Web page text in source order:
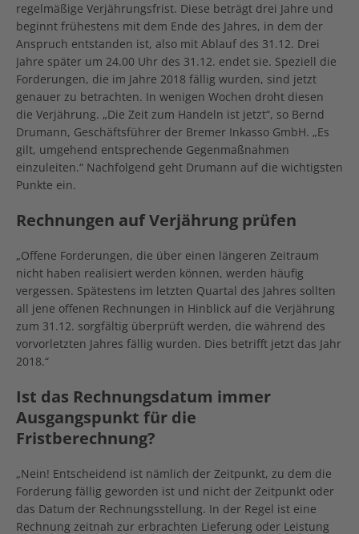
regelmäßige Verjährungsfrist. Diese beträgt drei Jahre und
beginnt frühestens mit dem Ende des Jahres, in dem der
Anspruch entstanden ist, also mit Ablauf des 31.12. Drei
Jahre später um 24.00 Uhr des 31.12. endet sie. Speziell die
Forderungen, die im Jahre 2018 fällig wurden, sind jetzt
genauer zu betrachten. In wenigen Wochen droht diesen
die Verjährung. „Die Zeit zum Handeln ist jetzt“, so Bernd
Drumann, Geschäftsführer der Bremer Inkasso GmbH. „Es
gilt, umgehend entsprechende Gegenmaßnahmen
einzuleiten.“ Nachfolgend geht Drumann auf die wichtigsten
Punkte ein.
Rechnungen auf Verjährung prüfen
„Offene Forderungen, die über einen längeren Zeitraum
nicht haben realisiert werden können, werden häufig
vergessen. Spätestens im letzten Quartal des Jahres sollten
all jene offenen Rechnungen in Hinblick auf die Verjährung
zum 31.12. sorgfältig überprüft werden, die während des
vorvorletzten Jahres fällig wurden. Dies betrifft jetzt das Jahr
2018.“
Ist das Rechnungsdatum immer
Ausgangspunkt für die
Fristberechnung?
„Nein! Entscheidend ist nämlich der Zeitpunkt, zu dem die
Forderung fällig geworden ist und nicht der Zeitpunkt oder
das Datum der Rechnungsstellung. In der Regel ist eine
Rechnung zeitnah zur erbrachten Lieferung oder Leistung